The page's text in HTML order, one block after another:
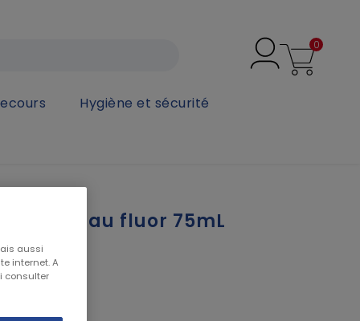
0
Hygiène et sécurité
au fluor 75mL
aussi
internet. A
consulter